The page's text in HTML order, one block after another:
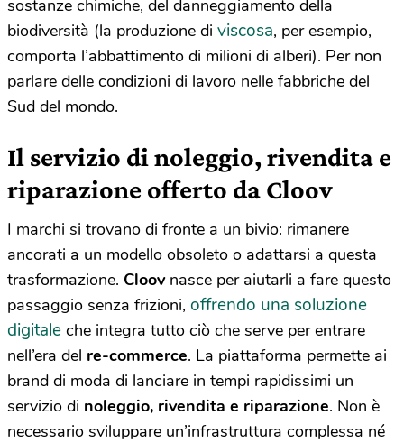
sostanze chimiche, del danneggiamento della
biodiversità (la produzione di viscosa, per esempio,
comporta l’abbattimento di milioni di alberi). Per non
parlare delle condizioni di lavoro nelle fabbriche del
Sud del mondo.
Il servizio di noleggio, rivendita e
riparazione offerto da Cloov
I marchi si trovano di fronte a un bivio: rimanere
ancorati a un modello obsoleto o adattarsi a questa
trasformazione. Cloov nasce per aiutarli a fare questo
passaggio senza frizioni, offrendo una soluzione
digitale che integra tutto ciò che serve per entrare
nell’era del re-commerce. La piattaforma permette ai
brand di moda di lanciare in tempi rapidissimi un
servizio di noleggio, rivendita e riparazione. Non è
necessario sviluppare un’infrastruttura complessa né